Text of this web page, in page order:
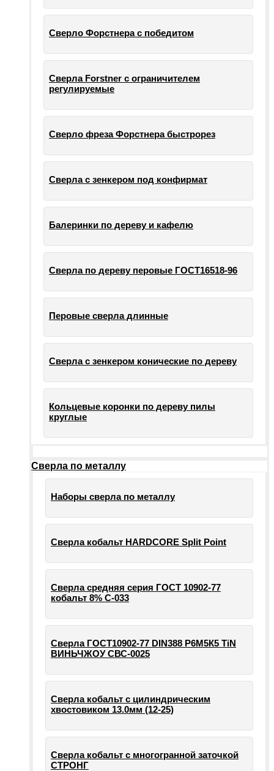
Сверло Форстнера с победитом
Сверла Forstner с ограничителем
регулируемые
Сверло фреза Форстнера быстрорез
Сверла с зенкером под конфирмат
Балеринки по дереву и кафелю
Сверла по дереву перовые ГОСТ16518-96
Перовые сверла длинные
Сверла с зенкером конические по дереву
Кольцевые коронки по дереву пилы
круглые
Сверла по металлу
Наборы сверла по металлу
Сверла кобальт HARDCORE Split Point
Сверла средняя серия ГОСТ 10902-77
кобальт 8% С-033
Сверла ГОСТ10902-77 DIN388 Р6М5К5 TiN
ВИНЬЧЖОУ СВС-0025
Сверла кобальт с цилиндрическим
хвостовиком 13.0мм (12-25)
Сверла кобальт с многогранной заточкой
СТРОНГ